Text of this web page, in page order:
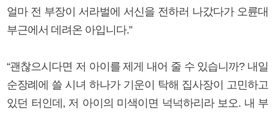
얼마 전 부장이 서라벌에 서신을 전하러 나갔다가 오륜대
부근에서 데려온 아입니다.”
“괜찮으시다면 저 아이를 제게 내어 줄 수 있습니까? 내일
순장례에 쓸 시녀 하나가 기운이 탁해 집사장이 고민하고
있던 터인데, 저 아이의 미색이면 넉넉하리라 보오. 내 부